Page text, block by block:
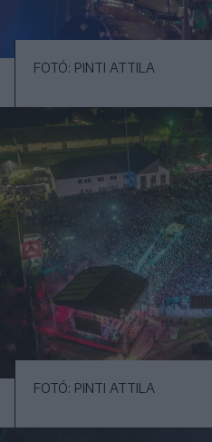
FOTÓ: PINTI ATTILA
FOTÓ: PINTI ATTILA